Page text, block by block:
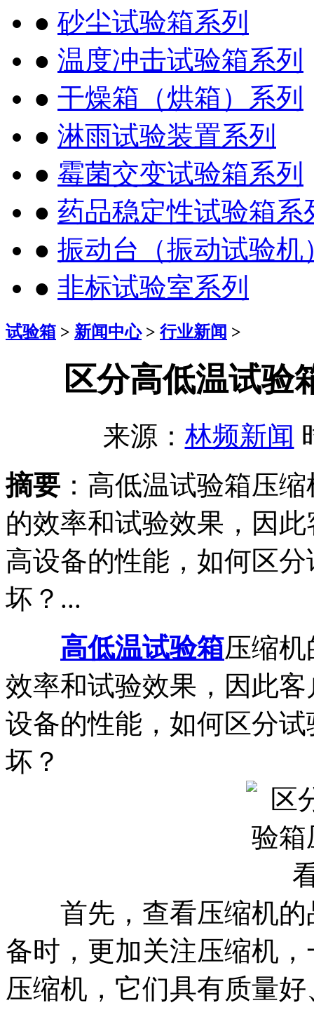
● 砂尘试验箱系列
● 温度冲击试验箱系列
● 干燥箱（烘箱）系列
● 淋雨试验装置系列
● 霉菌交变试验箱系列
● 药品稳定性试验箱系
● 振动台（振动试验机
● 非标试验室系列
试验箱 > 新闻中心> 行业新闻 >
区分高低温试验
来源： 林频新闻
摘要 ：高低温试验箱压
的效率和试验效果，因
高设备的性能，如何区
坏？...
高低温试验箱压缩
效率和试验效果，因此
设备的性能，如何区分
坏？
首先，查看压缩机的
备时，更加关注压缩机
压缩机，它们具有质量